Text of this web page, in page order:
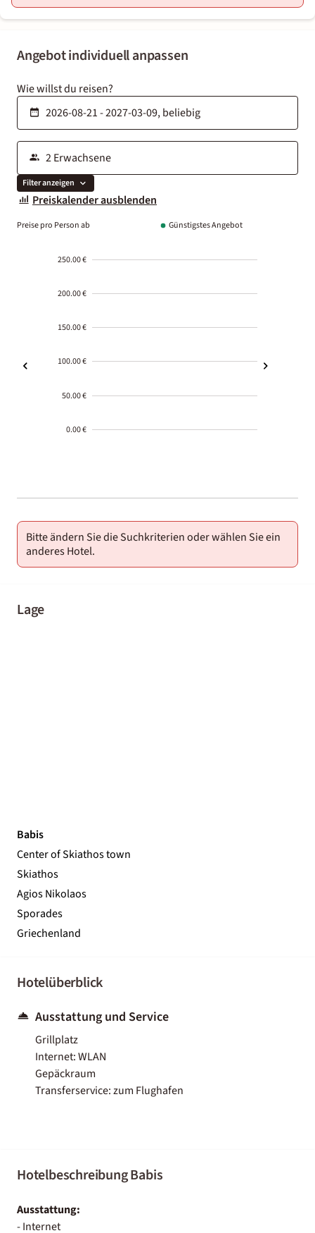
Angebot individuell anpassen
Wie willst du reisen?
Filter anzeigen
Preiskalender ausblenden
Preise pro Person ab Günstigstes Angebot
250.00 €
200.00 €
150.00 €
100.00 €
50.00 €
0.00 €
01-02
Bitte ändern Sie die Suchkriterien oder wählen Sie ein
anderes Hotel.
Lage
Babis
Center of Skiathos town
Skiathos
Agios Nikolaos
Sporades
Griechenland
Hotelüberblick
Ausstattung und Service
Grillplatz
Internet: WLAN
Gepäckraum
Transferservice: zum Flughafen
Hotelbeschreibung Babis
Ausstattung:
- Internet